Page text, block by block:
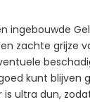
ingebouwde
zachte grijze
kunt blijven
ultra dun,